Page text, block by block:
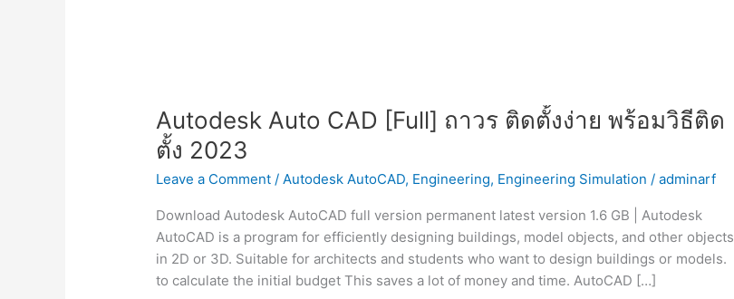
Autodesk Auto CAD [Full] ถาวร ติดตั้งง่าย พร้อมวิธีติด
ตั้ง 2023
Leave a Comment /Autodesk AutoCAD, Engineering, Engineering Simulation /adminarf
Download Autodesk AutoCAD full version permanent latest version 1.6 GB | Autodesk
AutoCAD is a program for efficiently designing buildings, model objects, and other objects
in 2D or 3D. Suitable for architects and students who want to design buildings or models.
to calculate the initial budget This saves a lot of money and time. AutoCAD […]